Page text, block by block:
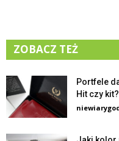
ZOBACZ TEŻ
Portfele
Hit czy